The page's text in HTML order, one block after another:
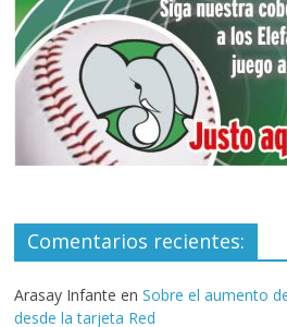
Comentarios recientes:
Arasay Infante enSobre el aumento
desde la tarjeta Red